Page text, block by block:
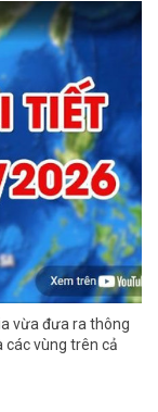
vừa đưa ra thông
các vùng trên cả